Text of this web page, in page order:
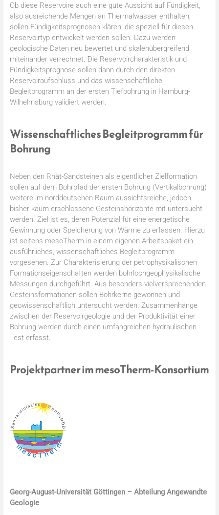
Ob diese Reservoire auch eine gute Aussicht auf Fündigkeit,
also ausreichende Mengen an Thermalwasser enthalten,
sollen Fündigkeitsprognosen klären, die speziell für diesen
Reservoirtyp entwickelt werden sollen. Dazu werden
geologische Daten neu bewertet und skalenübergreifend
miteinander verrechnet. Die Reservoircharakteristik und
Fündigkeitsprognose sollen dann durch den direkten
Reservoiraufschluss und das wissenschaftliche
Begleitprogramm an der ersten Tiefbohrung in Hamburg-
Wilhelmsburg validiert werden.
Wissenschaftliches Begleitprogramm für
Bohrung
Neben den Rhät-Sandsteinen als eigentlicher Zielformation
sollen auf dem Bohrpfad der ersten Bohrung (Vertikalbohrung)
weitere im norddeutschen Raum aussichtsreiche, jedoch
bisher kaum erschlossene Gesteinshorizonte mit untersucht
werden. Ziel ist es, deren Potenzial für eine energetische
Gewinnung oder Speicherung von Wärme zu erfassen. Hierzu
ist seitens mesoTherm in einem eigenen Arbeitspaket ein
ausführliches, wissenschaftliches Begleitprogramm
vorgesehen. Zur Charakterisierung der petrophysikalischen
Formationseigenschaften werden bohrlochgeophysikalische
Messungen durchgeführt. Aus besonders vielversprechenden
Gesteinsformationen sollen Bohrkerne gewonnen und
geowissenschaftlich untersucht werden. Zusammenhänge
zwischen der Reservoirgeologie und der Produktivität einer
Bohrung werden durch einen umfangreichen hydraulischen
Test erfasst.
Projektpartner im mesoTherm-Konsortium
Georg-August-Universität Göttingen – Abteilung Angewandte
Geologie